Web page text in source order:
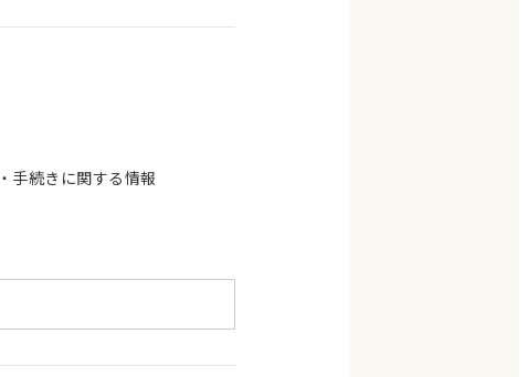
手続きに関する情報